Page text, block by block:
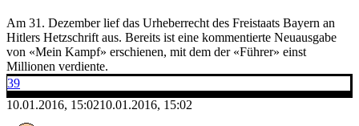
Am 31. Dezember lief das Urheberrecht des Freistaats Bayern an
Hitlers Hetzschrift aus. Bereits ist eine kommentierte Neuausgabe
von «Mein Kampf» erschienen, mit dem der «Führer» einst
Millionen verdiente.
39
10.01.2016, 15:0210.01.2016, 15:02